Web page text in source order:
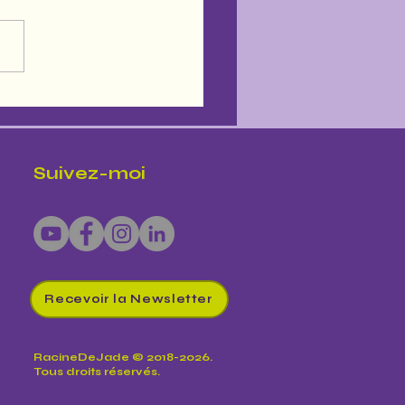
Suivez-moi
Recevoir la Newsletter
RacineDeJade © 2018-2026.
Tous droits réservés.